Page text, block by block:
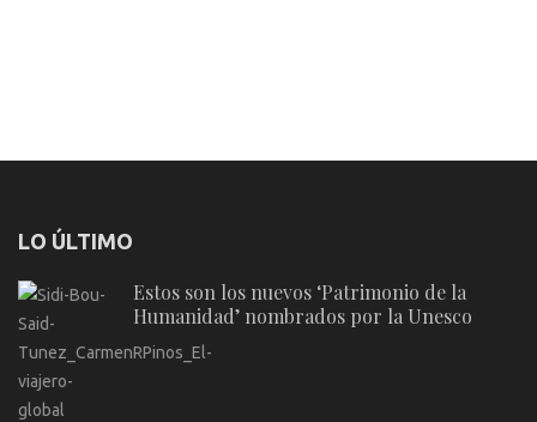
LO ÚLTIMO
Estos son los nuevos ‘Patrimonio de la
Humanidad’ nombrados por la Unesco